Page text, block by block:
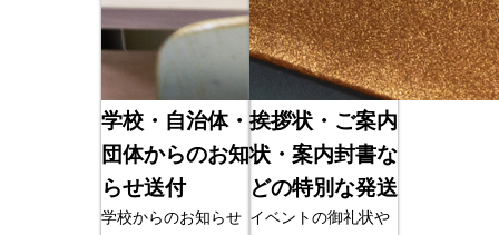
学校・自治体・
団体からのお知
らせ送付
学校からのお知らせ
挨拶状・ご案内
状・案内封書な
どの特別な発送
イベントの御礼状や